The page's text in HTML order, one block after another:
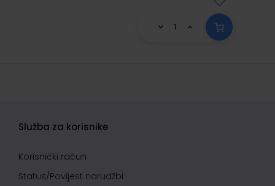
Služba za korisnike
Korisnički račun
Status/Povijest narudžbi